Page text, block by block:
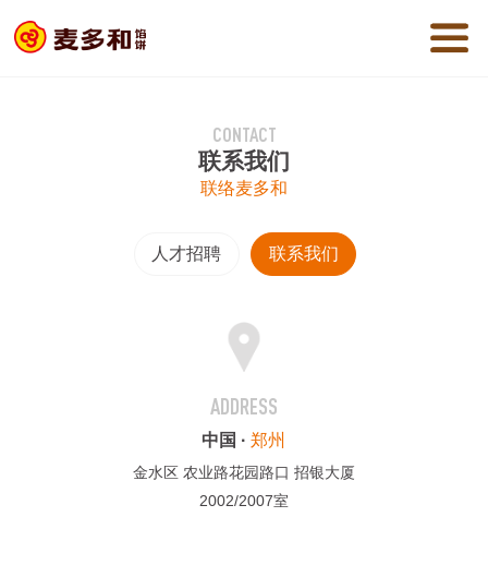
CONTACT
联系我们
联络麦多和
人才招聘 联系我们
ADDRESS
中国 ·郑州
金水区 农业路花园路口 招银大厦
2002/2007室